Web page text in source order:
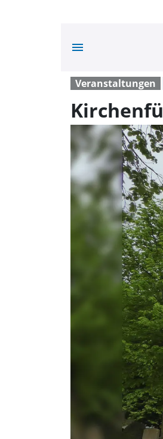
menu
Veranstaltungen